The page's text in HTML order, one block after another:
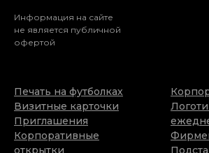
Информация на сайте
не является публичной
офертой
Печать на футболках
Визитные карточки
Приглашения
Корпоративные
открытки